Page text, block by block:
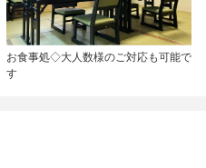
お食事処◇大人数様のご対応も可能で
す